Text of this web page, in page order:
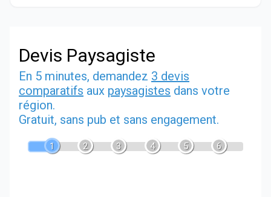
Devis Paysagiste
En 5 minutes, demandez 3 devis
comparatifs aux paysagistes dans votre
région.
Gratuit, sans pub et sans engagement.
1 2 3 4 5 6